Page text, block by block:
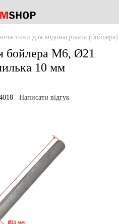
для водонагрівача (бойлера)
бойлера M6, Ø21
10 мм
Написати відгук